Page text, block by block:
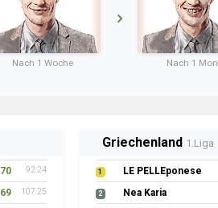
Nach 1 Woche Nach 1
70 92:24
69 107:25
Griechenland 1.Liga
1 LE PELLEponese
2 Nea Karia